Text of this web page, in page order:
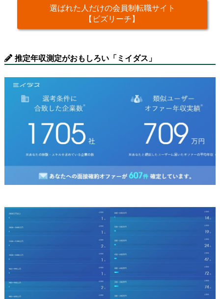
選ばれた人だけの会員制転職サイト
【ビズリーチ】
推定年収測定がおもしろい「ミイダス」